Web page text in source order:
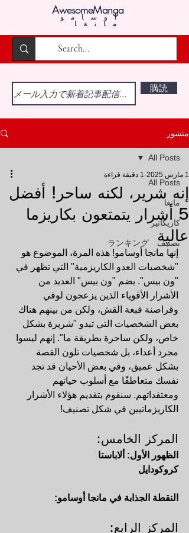
AwesomeManga
أوسامو
مانغا
購読
منشور
All Posts
مانغا
كاريكاتير
تصنيف ランキング
All Posts
إنه شرير، لكنه ساحر! أفضل
5 أشرار يتمتعون بكاريزما
عالية
1 مارس 2025 1 دقيقة قراءة
إنها مانجا أوسامو! هذه المرة، الموضوع هو
"شخصيات العدو الكاريزمية" التي تظهر في
"ون بيس". يضم "ون بيس" العديد من
الأشرار الأقوياء الذين يزعجون لوفي
وقراصنة قبعة القش، ولكن من بينهم هناك
بعض الشخصيات التي تبدو "شريرة بشكل
خاص، ولكن ساحرة بطريقة ما". إنهم ليسوا
مجرد أعداء، بل شخصيات تلون القصة
بشكل عميق، وفي بعض الأحيان قد تجد
نفسك متعاطفًا مع أسلوب حياتهم
ومعتقداتهم. سنقوم بتقديم هؤلاء الأشرار
الكاريزماتيين في شكل تصنيف!
المركز الخامس:
الظهور الأول: ألاباستا
كروكودايل
النقطة الجذابة في مانجا أوسامو:
المركز الرابع: